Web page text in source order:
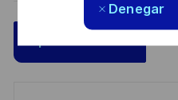
Denegar